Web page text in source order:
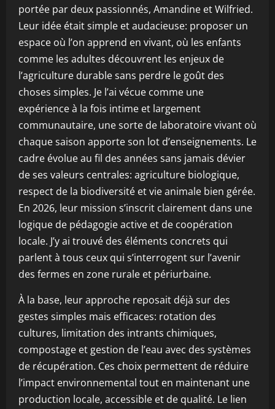
portée par deux passionnés, Amandine et Wilfried.
Leur idée était simple et audacieuse: proposer un
espace où l’on apprend en vivant, où les enfants
comme les adultes découvrent les enjeux de
l’agriculture durable sans perdre le goût des
choses simples. Je l’ai vécue comme une
expérience à la fois intime et largement
communautaire, une sorte de laboratoire vivant où
chaque saison apporte son lot d’enseignements. Le
cadre évolue au fil des années sans jamais dévier
de ses valeurs centrales: agriculture biologique,
respect de la biodiversité et vie animale bien gérée.
En 2026, leur mission s’inscrit clairement dans une
logique de pédagogie active et de coopération
locale. J’y ai trouvé des éléments concrets qui
parlent à tous ceux qui s’interrogent sur l’avenir
des fermes en zone rurale et périurbaine.
À la base, leur approche reposait déjà sur des
gestes simples mais efficaces: rotation des
cultures, limitation des intrants chimiques,
compostage et gestion de l’eau avec des systèmes
de récupération. Ces choix permettent de réduire
l’impact environnemental tout en maintenant une
production locale, accessible et de qualité. Le lien